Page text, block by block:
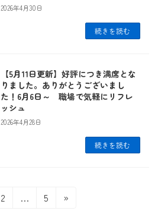
2026年4月30日
続きを読む
【5月11日更新】好評につき満席とな
りました。ありがとうございまし
た！6月6日～ 職場で気軽にリフレ
ッシュ
2026年4月28日
続きを読む
固
2 …
固
5 »